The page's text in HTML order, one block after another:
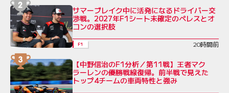
サマーブレイク中に活発になるドライバー交
渉戦。2027年F1シート未確定のペレスとオ
コンの選択肢
F1 20時間前
【中野信治のF1分析／第11戦】王者マク
ラーレンの優勝戦線復帰。前半戦で見えた
トップ4チームの車両特性と強み